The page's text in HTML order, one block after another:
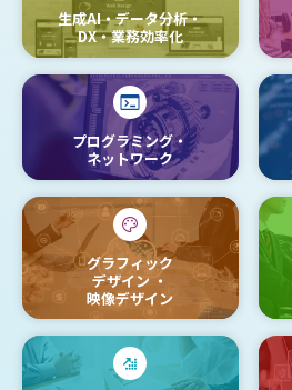
生成AI・データ分析・
DX・業務効率化
プログラミング・
ネットワーク
グラフィック
デザイン・
映像デザイン